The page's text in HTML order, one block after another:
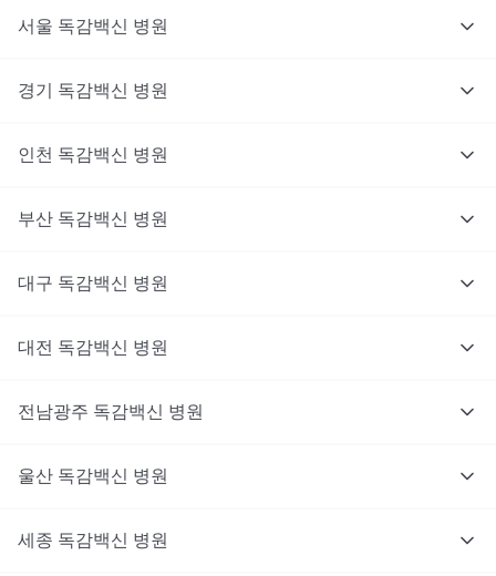
서울 독감백신 병원
경기 독감백신 병원
인천 독감백신 병원
부산 독감백신 병원
대구 독감백신 병원
대전 독감백신 병원
전남광주 독감백신 병원
울산 독감백신 병원
세종 독감백신 병원